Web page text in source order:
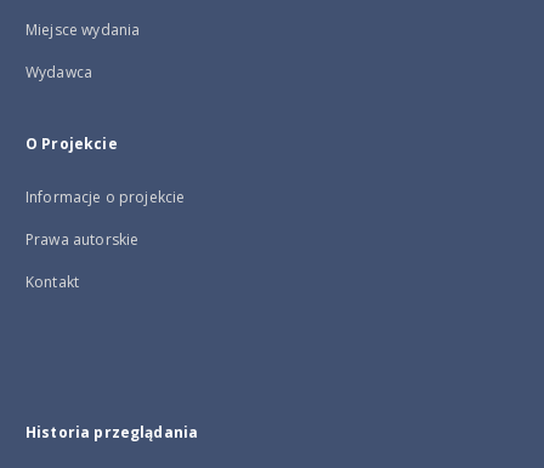
Miejsce wydania
Wydawca
O Projekcie
Informacje o projekcie
Prawa autorskie
Kontakt
Historia przeglądania